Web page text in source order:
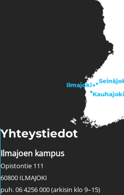
Yhteystiedot
Ilmajoen kampus
Opistontie 111
60800 ILMAJOKI
puh. 06 4256 000 (arkisin klo 9–15)